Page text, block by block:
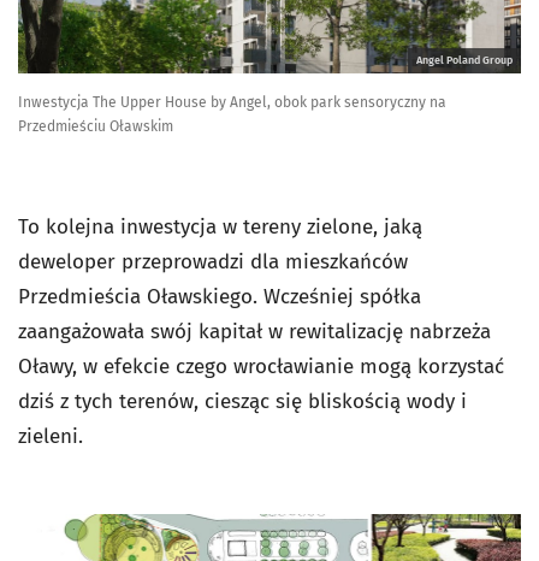
Angel Poland Group
Inwestycja The Upper House by Angel, obok park sensoryczny na
Przedmieściu Oławskim
To kolejna inwestycja w tereny zielone, jaką
deweloper przeprowadzi dla mieszkańców
Przedmieścia Oławskiego. Wcześniej spółka
zaangażowała swój kapitał w rewitalizację nabrzeża
Oławy, w efekcie czego wrocławianie mogą korzystać
dziś z tych terenów, ciesząc się bliskością wody i
zieleni.